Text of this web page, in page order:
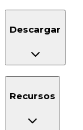
Descargar
Recursos